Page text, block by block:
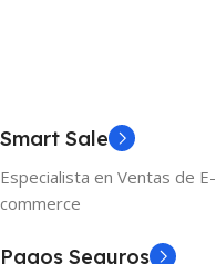
Smart Sale
Especialista en Ventas de E-
commerce
Pagos Seguros